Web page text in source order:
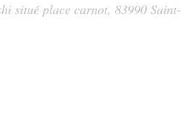
situé place carnot, 83990 Saint-